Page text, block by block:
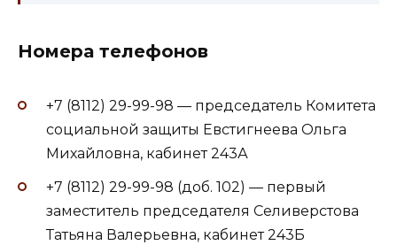
Номера телефонов
+7 (8112) 29-99-98 — председатель Комитета
социальной защиты Евстигнеева Ольга
Михайловна, кабинет 243А
+7 (8112) 29-99-98 (доб. 102) — первый
заместитель председателя Селиверстова
Татьяна Валерьевна, кабинет 243Б